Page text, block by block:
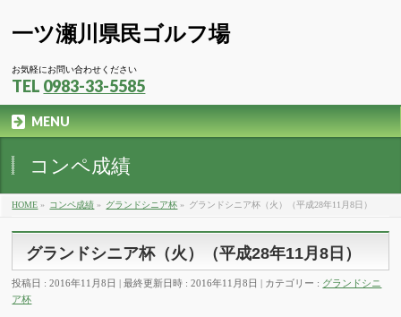
一ツ瀬川県民ゴルフ場
お気軽にお問い合わせください
TEL 0983-33-5585
MENU
コンペ成績
HOME » コンペ成績 » グランドシニア杯 » グランドシニア杯（火）（平成28年11月8日）
グランドシニア杯（火）（平成28年11月8日）
投稿日 : 2016年11月8日 最終更新日時 : 2016年11月8日 カテゴリー : グランドシニ
ア杯